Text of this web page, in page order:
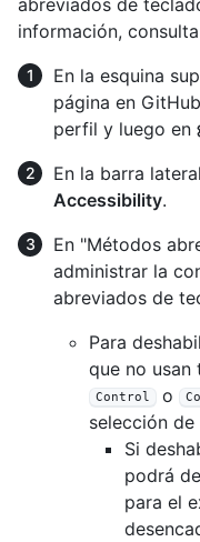
abreviados de
información, consulta
En la esquina
página en
perfil y luego en
En la barra
Accessibility.
En "Métodos
administrar la
abreviados de
Para
que no
Control o
selección de
Si
podrá
para el